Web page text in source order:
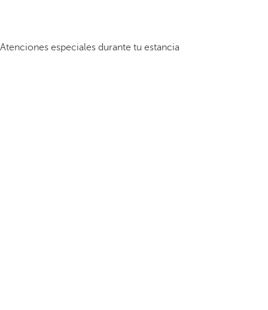
Atenciones especiales durante tu estancia